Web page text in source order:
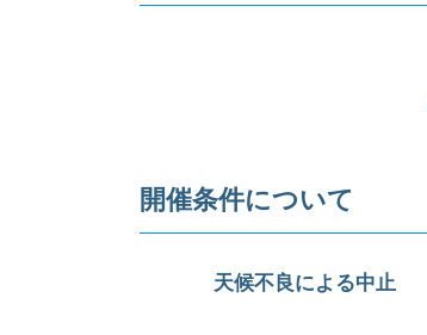
開催条件について
天候不良による中止